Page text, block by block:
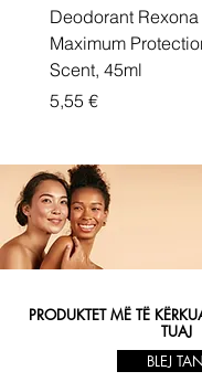
Deodorant
Maximum
Scent, 45ml
Price
5,55 €
PRODUKTET MË TË
TUAJ
BLEJ